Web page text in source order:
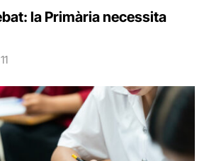
la Primària necessita